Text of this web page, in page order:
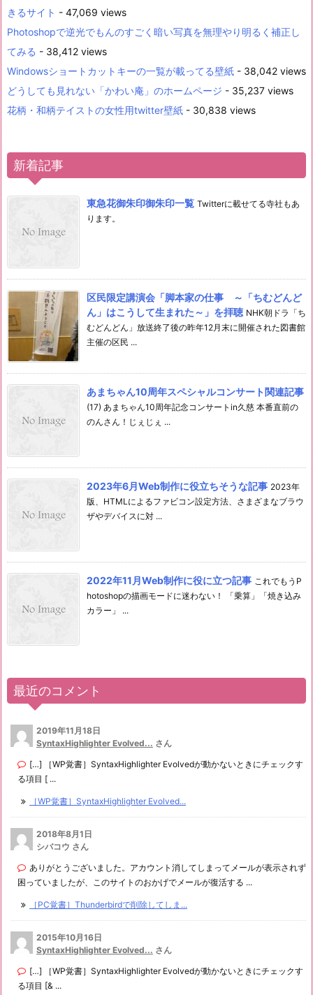
きるサイト - 47,069 views
Photoshopで逆光でもんのすごく暗い写真を無理やり明るく補正し
てみる - 38,412 views
Windowsショートカットキーの一覧が載ってる壁紙 - 38,042 views
どうしても見れない「かわい庵」のホームページ - 35,237 views
花柄・和柄テイストの女性用twitter壁紙 - 30,838 views
新着記事
東急花御朱印御朱印一覧 Twitterに載せてる寺社もあ
ります。
区民限定講演会「脚本家の仕事 ～「ちむどんど
ん」はこうして生まれた～」を拝聴 NHK朝ドラ「ち
むどんどん」放送終了後の昨年12月末に開催された図書館
主催の区民 ...
あまちゃん10周年スペシャルコンサート関連記事
(17) あまちゃん10周年記念コンサートin久慈 本番直前の
のんさん！じぇじぇ ...
2023年6月Web制作に役立ちそうな記事 2023年
版、HTMLによるファビコン設定方法、さまざまなブラウ
ザやデバイスに対 ...
2022年11月Web制作に役に立つ記事 これでもうP
hotoshopの描画モードに迷わない！ 「乗算」「焼き込み
カラー」 ...
最近のコメント
2019年11月18日
SyntaxHighlighter Evolved... さん
[…] ［WP覚書］SyntaxHighlighter Evolvedが動かないときにチェックす
る項目 [ ...
［WP覚書］SyntaxHighlighter Evolved...
2018年8月1日
シバコウ さん
ありがとうございました。アカウント消してしまってメールが表示されず
困っていましたが、このサイトのおかげでメールが復活する ...
［PC覚書］Thunderbirdで削除してしま...
2015年10月16日
SyntaxHighlighter Evolved... さん
[…] ［WP覚書］SyntaxHighlighter Evolvedが動かないときにチェックす
る項目 [& ...